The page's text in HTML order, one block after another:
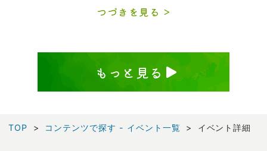
つづきを見る
もっと見る
TOP コンテンツで探す - イベント一覧 イベント詳細